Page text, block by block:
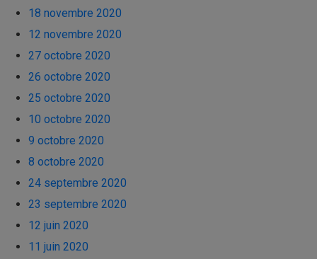
18 novembre 2020
12 novembre 2020
27 octobre 2020
26 octobre 2020
25 octobre 2020
10 octobre 2020
9 octobre 2020
8 octobre 2020
24 septembre 2020
23 septembre 2020
12 juin 2020
11 juin 2020